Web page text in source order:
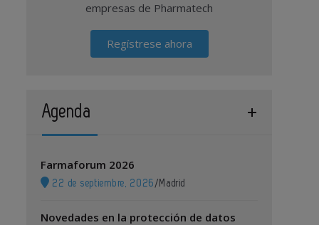
empresas de Pharmatech
Regístrese ahora
Agenda
Farmaforum 2026
22 de septiembre, 2026 / Madrid
Novedades en la protección de datos